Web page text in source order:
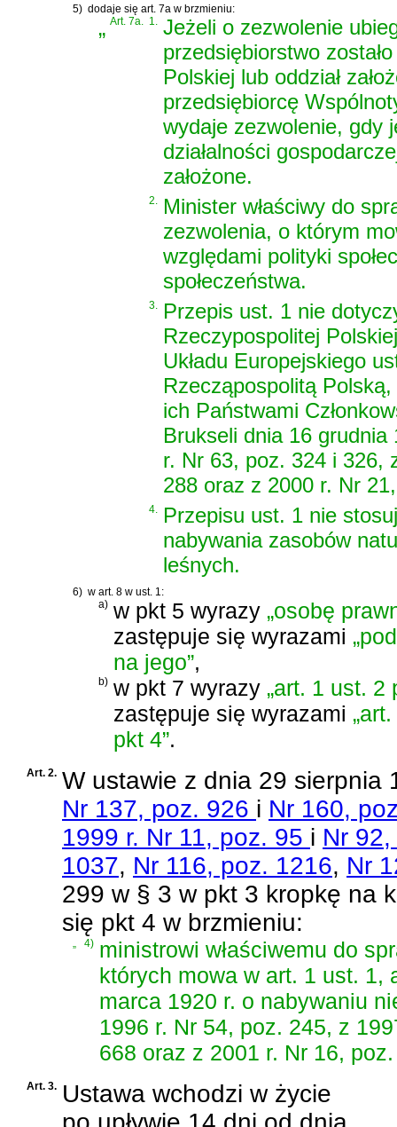
5) dodaje się art. 7a w brzmieniu:
„Art. 7a. 1.
Jeżeli o zezwolenie
przedsiębiorstwo
Polskiej lub oddział
przedsiębiorcę
wydaje zezwolenie, gdy
działalności
założone.
2.
Minister właściwy do
zezwolenia, o którym
względami polityki
społeczeństwa.
3.
Przepis ust. 1 nie
Rzeczypospolitej
Układu Europejskiego
Rzecząpospolitą
ich Państwami
Brukseli dnia 16
r. Nr 63, poz. 324 i 326,
288 oraz z 2000 r. Nr
4.
Przepisu ust. 1 nie
nabywania zasobów
leśnych.
6) w art. 8 w ust. 1:
a) w pkt 5 wyrazy „osobę
zastępuje się wyrazami
na jego”,
b) w pkt 7 wyrazy „art. 1 ust. 2
zastępuje się wyrazami
pkt 4”.
Art. 2. W ustawie z dnia 29 sierpnia
Nr 137, poz. 926 i Nr 160,
1999 r. Nr 11, poz. 95 i Nr
1037, Nr 116, poz. 1216, Nr
299 w § 3 w pkt 3 kropkę na
się pkt 4 w brzmieniu:
„ 4) ministrowi właściwemu do
których mowa w art. 1 ust. 1,
marca 1920 r. o nabywaniu
1996 r. Nr 54, poz. 245, z
668 oraz z 2001 r. Nr 16,
Art. 3. Ustawa wchodzi w życie